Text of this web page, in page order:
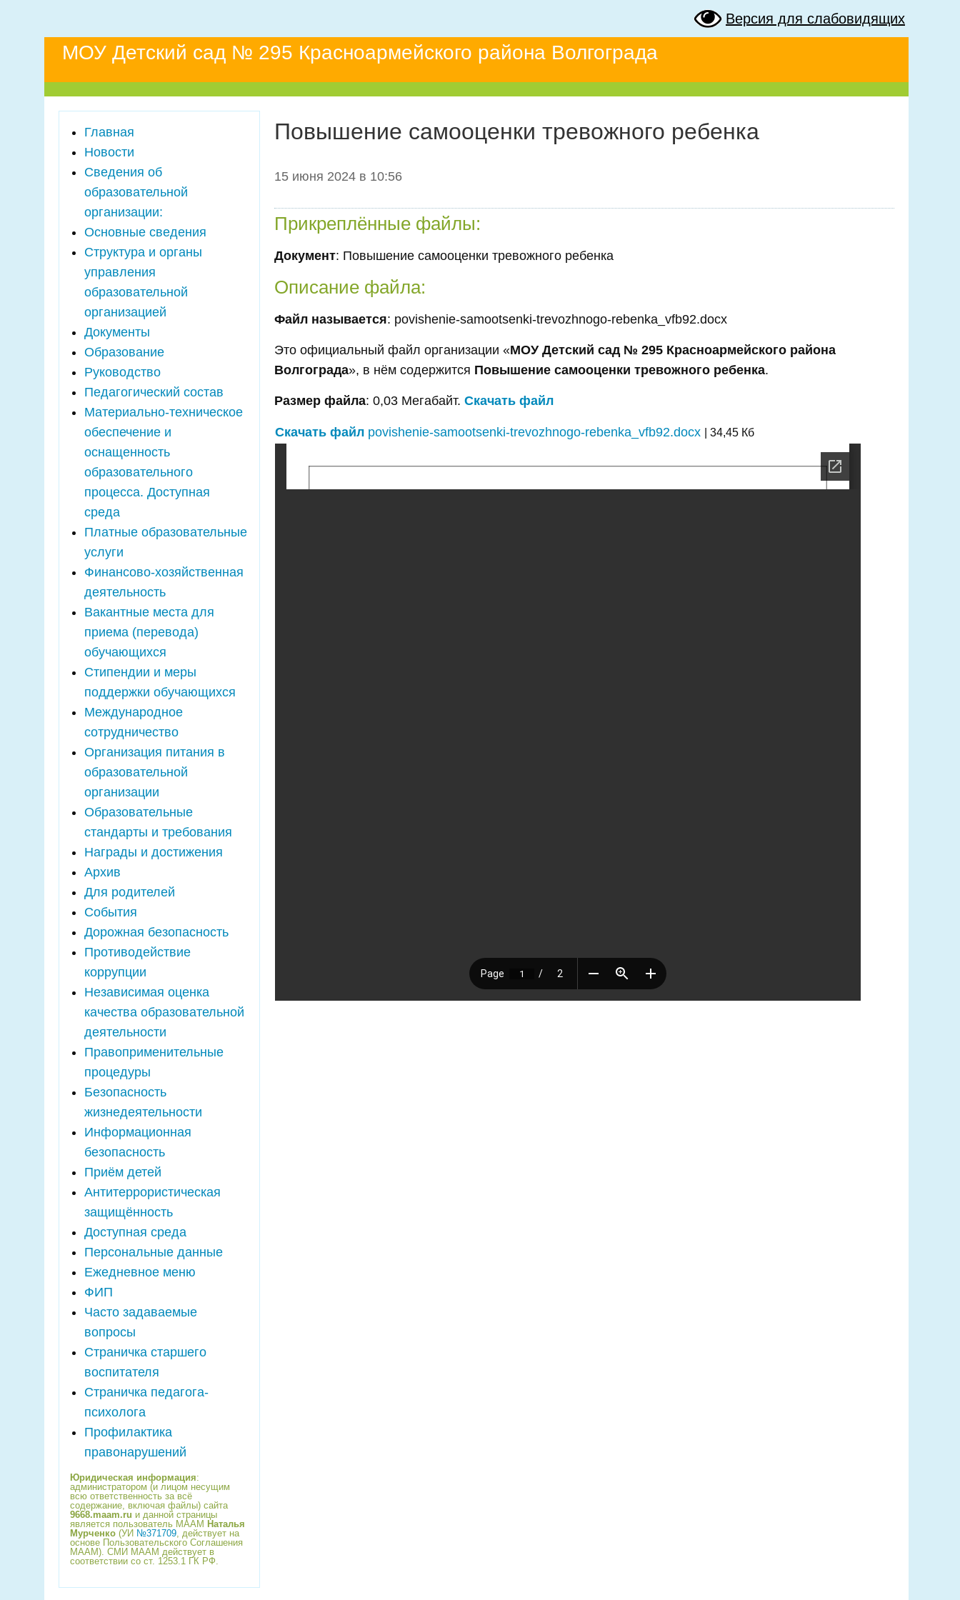
Версия для слабовидящих
МОУ Детский сад № 295 Красноармейского района Волгограда
Главная
Новости
Сведения об
образовательной
организации:
Основные сведения
Структура и органы
управления
образовательной
организацией
Документы
Образование
Руководство
Педагогический состав
Материально-техническое
обеспечение и
оснащенность
образовательного
процесса. Доступная
среда
Платные образовательные
услуги
Финансово-хозяйственная
деятельность
Вакантные места для
приема (перевода)
обучающихся
Стипендии и меры
поддержки обучающихся
Международное
сотрудничество
Организация питания в
образовательной
организации
Образовательные
стандарты и требования
Награды и достижения
Архив
Для родителей
События
Дорожная безопасность
Противодействие
коррупции
Независимая оценка
качества образовательной
деятельности
Правоприменительные
процедуры
Безопасность
жизнедеятельности
Информационная
безопасность
Приём детей
Антитеррористическая
защищённость
Доступная среда
Персональные данные
Ежедневное меню
ФИП
Часто задаваемые
вопросы
Страничка старшего
воспитателя
Страничка педагога-
психолога
Профилактика
правонарушений
Юридическая информация:
администратором (и лицом несущим
всю ответственность за всё
содержание, включая файлы) сайта
9668.maam.ru и данной страницы
является пользователь МААМ Наталья
Мурченко (УИ №371709, действует на
основе Пользовательского Соглашения
МААМ). СМИ МААМ действует в
соответствии со ст. 1253.1 ГК РФ.
Повышение самооценки тревожного ребенка
15 июня 2024 в 10:56
Прикреплённые файлы:
Документ: Повышение самооценки тревожного ребенка
Описание файла:
Файл называется: povishenie-samootsenki-trevozhnogo-rebenka_vfb92.docx
Это официальный файл организации «МОУ Детский сад № 295 Красноармейского района
Волгограда», в нём содержится Повышение самооценки тревожного ребенка.
Размер файла: 0,03 Мегабайт. Скачать файл
Скачать файл povishenie-samootsenki-trevozhnogo-rebenka_vfb92.docx | 34,45 Кб